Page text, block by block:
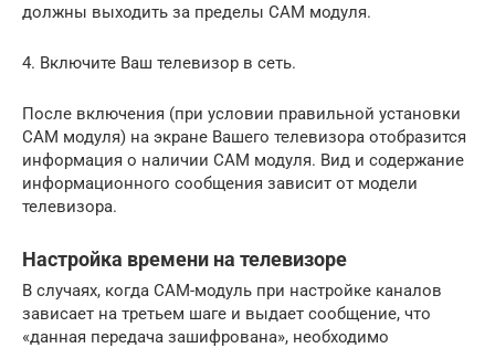
должны выходить за пределы CAM модуля.
4. Включите Ваш телевизор в сеть.
После включения (при условии правильной установки
CAM модуля) на экране Вашего телевизора отобразится
информация о наличии CAM модуля. Вид и содержание
информационного сообщения зависит от модели
телевизора.
Настройка времени на телевизоре
В случаях, когда CAM-модуль при настройке каналов
зависает на третьем шаге и выдает сообщение, что
«данная передача зашифрована», необходимо